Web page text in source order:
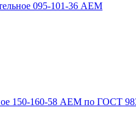
095-101-36 AEM
150-160-58 AEM по ГОСТ